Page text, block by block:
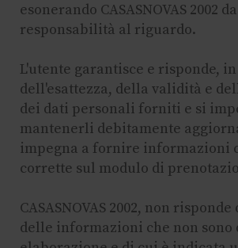
esonerando CASASNOVAS 2002
responsabilità al riguardo.
L'utente garantisce e risponde,
dell'esattezza, della validità e
dei dati personali forniti e si
mantenerli debitamente
impegna a fornire informazioni
corrette sul modulo di
CASASNOVAS 2002, non
delle informazioni che non